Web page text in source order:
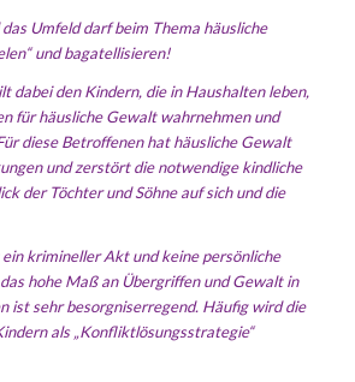
Umfeld darf beim Thema häusliche
und bagatellisieren!
dabei den Kindern, die in Haushalten leben,
für häusliche Gewalt wahrnehmen und
diese Betroffenen hat häusliche Gewalt
und zerstört die notwendige kindliche
der Töchter und Söhne auf sich und die
krimineller Akt und keine persönliche
das hohe Maß an Übergriffen und Gewalt in
ist sehr besorgniserregend. Häufig wird die
als „Konfliktlösungsstrategie“